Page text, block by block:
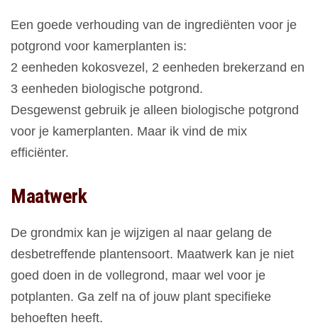
Een goede verhouding van de ingrediënten voor je
potgrond voor kamerplanten is:
2 eenheden kokosvezel, 2 eenheden brekerzand en
3 eenheden biologische potgrond.
Desgewenst gebruik je alleen biologische potgrond
voor je kamerplanten. Maar ik vind de mix
efficiënter.
Maatwerk
De grondmix kan je wijzigen al naar gelang de
desbetreffende plantensoort. Maatwerk kan je niet
goed doen in de vollegrond, maar wel voor je
potplanten. Ga zelf na of jouw plant specifieke
behoeften heeft.